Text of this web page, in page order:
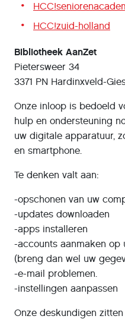
HCC!zuid-holland
Bibliotheek AanZet
Pietersweer 34
3371 PN Hardinxveld-
Onze inloop is bedoeld
hulp en ondersteuning
uw digitale apparatuur,
en smartphone.
Te denken valt aan:
-opschonen van uw
-updates downloaden
-apps installeren
-accounts aanmaken op
(breng dan wel uw
-e-mail problemen.
-instellingen aanpassen
Onze deskundigen